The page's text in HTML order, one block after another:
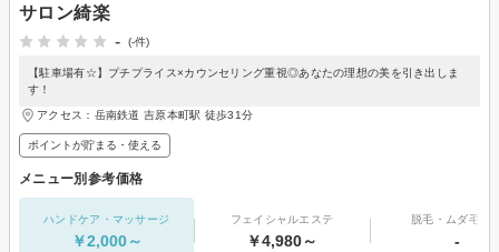
サロン綺楽
-
(-件)
【駐車場有☆】プチプライス×カウンセリング重視◎あなたの理想の美を引き出しま
す！
アクセス：岳南鉄道 吉原本町駅 徒歩31分
ポイントが貯まる・使える
メニュー別参考価格
ハンドケア・マッサージ
￥2,000～
フェイシャルエステ
￥4,980～
脱毛・ムダ毛処
-